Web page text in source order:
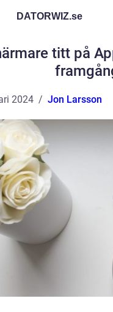
DATORWIZ.se
titt på
2024 Jon Larsson